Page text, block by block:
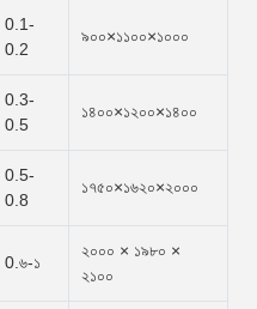
0.1-
0.2
৯০০×১১০০×১০০০
0.3-
0.5
১৪০০×১২০০×১৪০০
0.5-
0.8
১৭৫০×১৬২০×২০০০
0.৬-১
২০০০ × ১৯৮০ ×
২১০০